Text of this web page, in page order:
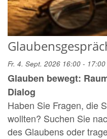
Fr. 4. Sept. 2026 16:00 - 17:00
Glauben bewegt:
Dialog
Haben Sie Fragen, die
wollten? Suchen Sie
des Glaubens oder